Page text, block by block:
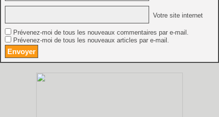
Votre site internet
Prévenez-moi de tous les nouveaux commentaires par e-mail.
Prévenez-moi de tous les nouveaux articles par e-mail.